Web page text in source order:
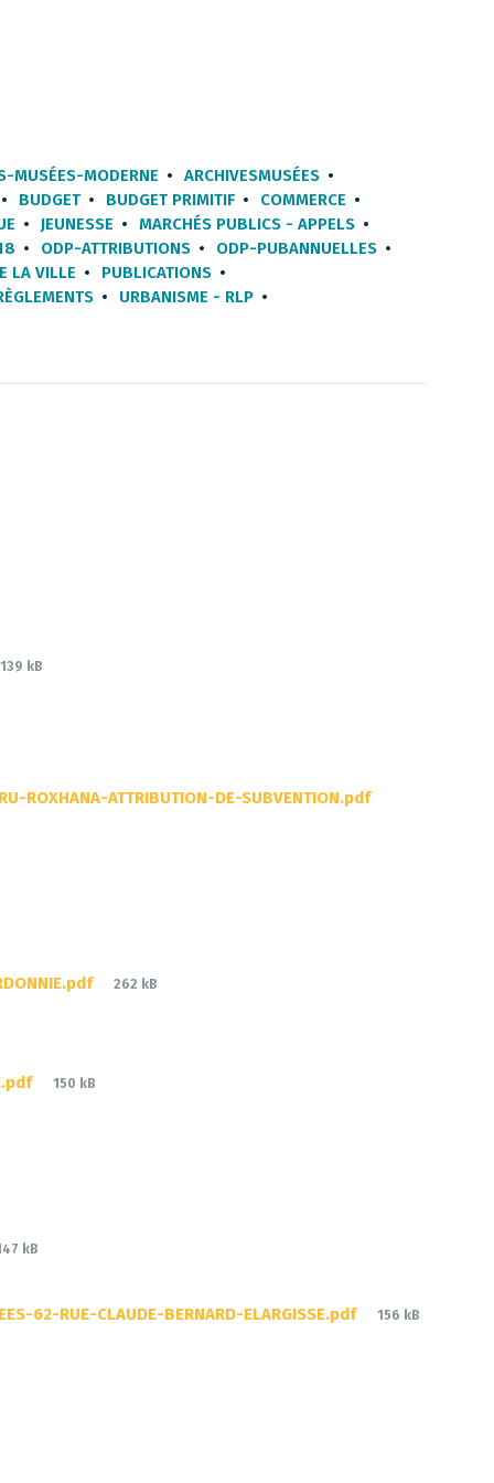
MUSÉES-MODERNE
ARCHIVESMUSÉES
BUDGET BUDGET PRIMITIF
COMMERCE
JEUNESSE
MARCHÉS PUBLICS - APPELS
ODP-ATTRIBUTIONS
ODP-PUBANNUELLES
LA VILLE
PUBLICATIONS
URBANISME - RLP
File
139 kB
ROXHANA-ATTRIBUTION-DE-SUBVENTION.pdf
File
262 kB
File
150 kB
kB
62-RUE-CLAUDE-BERNARD-ELARGISSE.pdf
File
156 kB